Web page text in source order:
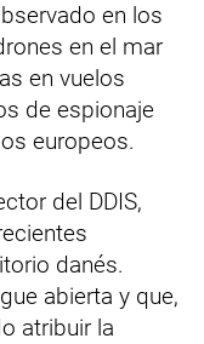
en los
en el mar
en vuelos
de espionaje
europeos.
del DDIS,
danés.
abierta y que,
atribuir la